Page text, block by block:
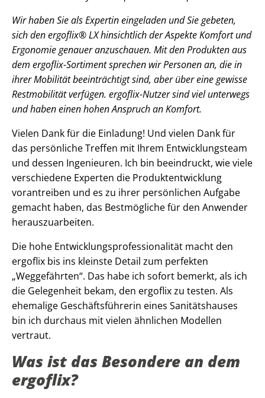
Wir haben Sie als Expertin eingeladen und Sie gebeten,
sich den ergoflix® LX hinsichtlich der Aspekte Komfort und
Ergonomie genauer anzuschauen. Mit den Produkten aus
dem ergoflix-Sortiment sprechen wir Personen an, die in
ihrer Mobilität beeinträchtigt sind, aber über eine gewisse
Restmobilität verfügen. ergoflix-Nutzer sind viel unterwegs
und haben einen hohen Anspruch an Komfort.
Vielen Dank für die Einladung! Und vielen Dank für
das persönliche Treffen mit Ihrem Entwicklungsteam
und dessen Ingenieuren. Ich bin beeindruckt, wie viele
verschiedene Experten die Produktentwicklung
vorantreiben und es zu ihrer persönlichen Aufgabe
gemacht haben, das Bestmögliche für den Anwender
herauszuarbeiten.
Die hohe Entwicklungsprofessionalität macht den
ergoflix bis ins kleinste Detail zum perfekten
„Weggefährten“. Das habe ich sofort bemerkt, als ich
die Gelegenheit bekam, den ergoflix zu testen. Als
ehemalige Geschäftsführerin eines Sanitätshauses
bin ich durchaus mit vielen ähnlichen Modellen
vertraut.
Was ist das Besondere an dem
ergoflix?